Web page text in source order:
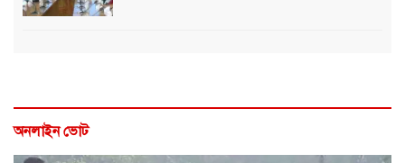
অনলাইন ভোট